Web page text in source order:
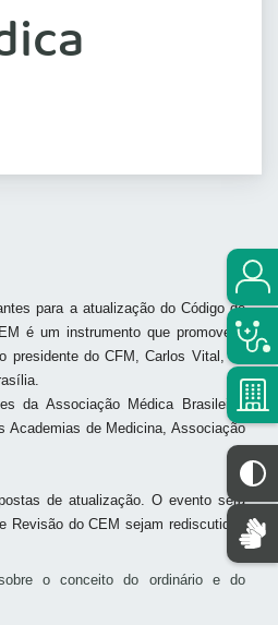
para a atualização do Código de
é um instrumento que promove a
presidente do CFM, Carlos Vital, na
da Associação Médica Brasileira,
Academias de Medicina, Associação
de atualização.O evento será
Revisão do CEM sejam rediscutidas